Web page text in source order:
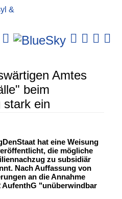
Amtes
beim
stark ein
hat eine Weisung
die mögliche
zu subsidiär
Nach Auffassung von
an die Annahme
AufenthG "unüberwindbar